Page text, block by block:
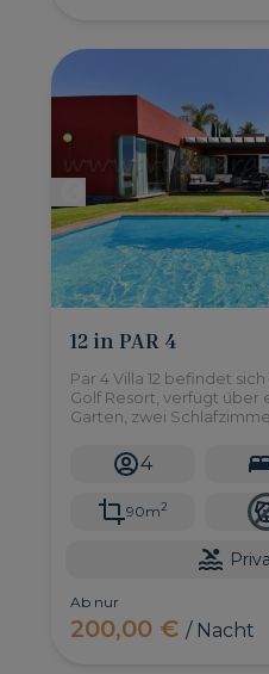
12 in PAR 4
Par 4 Villa 12 befindet
Golf Resort, verfügt über
Garten, zwei
4
90m2
Ab nur
200,00 €/ Nacht